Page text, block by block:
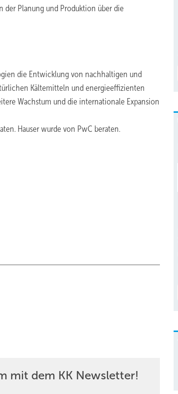
der Planung und Produktion über die
die Entwicklung von nachhaltigen und
Kältemitteln und energieeffizienten
Wachstum und die internationale Expansion
Hauser wurde von PwC beraten.
mit dem KK Newsletter!